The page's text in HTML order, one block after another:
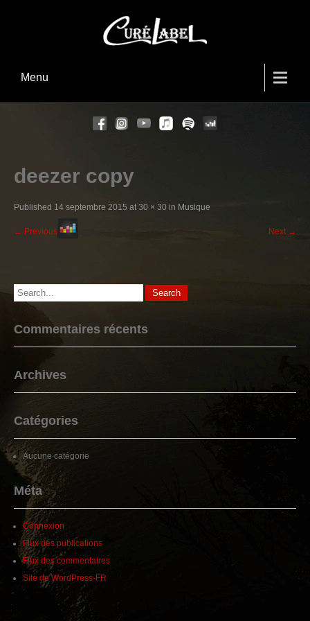
Menu
deezer copy
Published 14 septembre 2015 at30 × 30 in Musique
← Previous Next →
Commentaires récents
Archives
Catégories
Aucune catégorie
Méta
Connexion
Flux des publications
Flux des commentaires
Site de WordPress-FR